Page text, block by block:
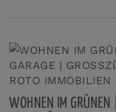
WOHNEN IM GRÜNEN